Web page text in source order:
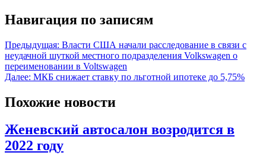
Навигация по записям
Предыдущая: Власти США начали расследование в связи с
неудачной шуткой местного подразделения Volkswagen о
переименовании в Voltswagen
Далее: МКБ снижает ставку по льготной ипотеке до 5,75%
Похожие новости
Женевский автосалон возродится в
2022 году